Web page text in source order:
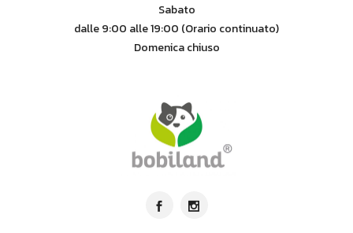
Sabato
dalle 9:00 alle 19:00 (Orario continuato)
Domenica chiuso